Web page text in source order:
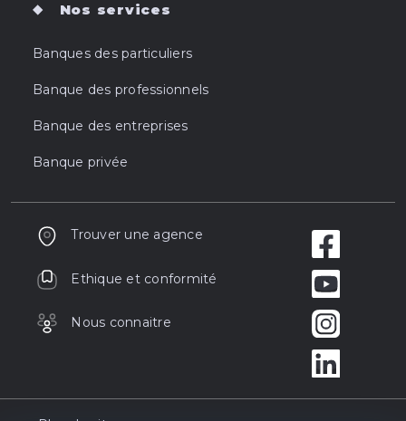
Nos services
Banques des particuliers
Banque des professionnels
Banque des entreprises
Banque privée
Trouver une agence
Ethique et conformité
Nous connaitre